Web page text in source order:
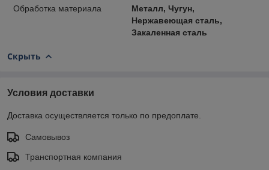
Обработка материала
Металл, Чугун,
Нержавеющая сталь,
Закаленная сталь
Скрыть
Условия доставки
Доставка осуществляется только по предоплате.
Самовывоз
Транспортная компания